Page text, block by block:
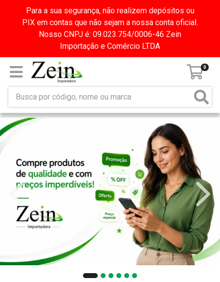
Para a sua segurança, não realizem depósitos ou
PIX em contas que não sejam a nossa conta oficial.
Nosso CNPJ é: 09.023.754/0006-46 Zein
Importação e Comércio LTDA
0